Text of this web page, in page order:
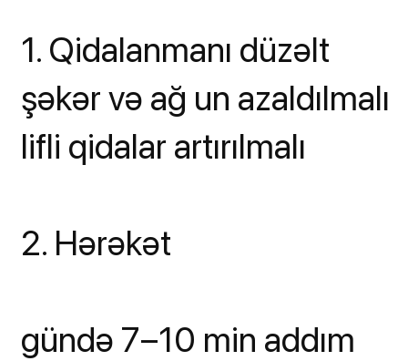
1. Qidalanmanı düzəlt
şəkər və ağ un azaldılmalı
lifli qidalar artırılmalı
2. Hərəkət
gündə 7–10 min addım